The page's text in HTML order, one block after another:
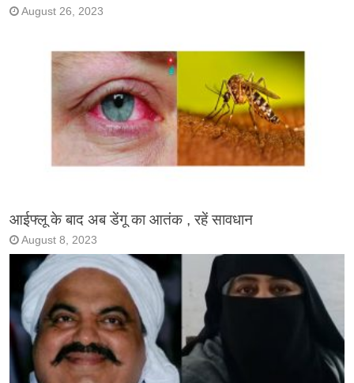
August 26, 2023
आईफ्लू के बाद अब डेंगू का आतंक , रहें सावधान
August 8, 2023